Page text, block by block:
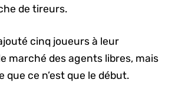
de tireurs.
cinq joueurs à leur
marché des agents libres, mais
que ce n’est que le début.